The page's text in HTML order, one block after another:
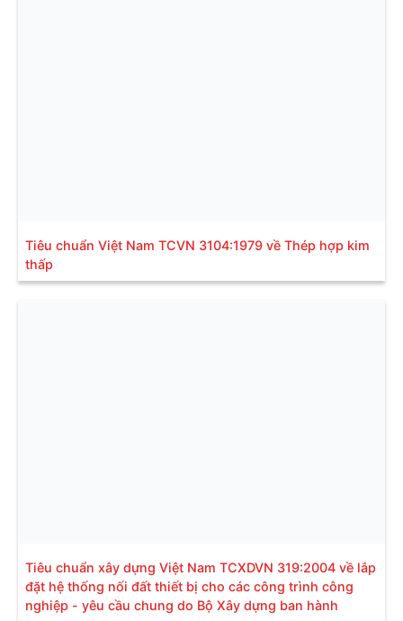
Tiêu chuẩn Việt Nam TCVN 3104:1979 về Thép hợp kim
thấp
Tiêu chuẩn xây dựng Việt Nam TCXDVN 319:2004 về lắp
đặt hệ thống nối đất thiết bị cho các công trình công
nghiệp - yêu cầu chung do Bộ Xây dựng ban hành